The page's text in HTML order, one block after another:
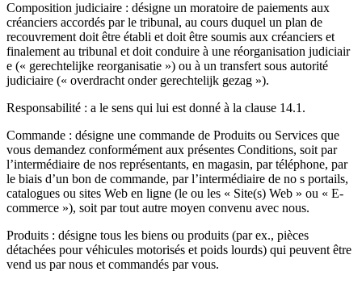
Composition judiciaire : désigne un moratoire de paiements aux
créanciers accordés par le tribunal, au cours duquel un plan de
recouvrement doit être établi et doit être soumis aux créanciers et
finalement au tribunal et doit conduire à une réorganisation judiciair
e (« gerechtelijke reorganisatie ») ou à un transfert sous autorité
judiciaire (« overdracht onder gerechtelijk gezag »).
Responsabilité : a le sens qui lui est donné à la clause 14.1.
Commande : désigne une commande de Produits ou Services que
vous demandez conformément aux présentes Conditions, soit par
l’intermédiaire de nos représentants, en magasin, par téléphone, par
le biais d’un bon de commande, par l’intermédiaire de no s portails,
catalogues ou sites Web en ligne (le ou les « Site(s) Web » ou « E-
commerce »), soit par tout autre moyen convenu avec nous.
Produits : désigne tous les biens ou produits (par ex., pièces
détachées pour véhicules motorisés et poids lourds) qui peuvent être
vend us par nous et commandés par vous.